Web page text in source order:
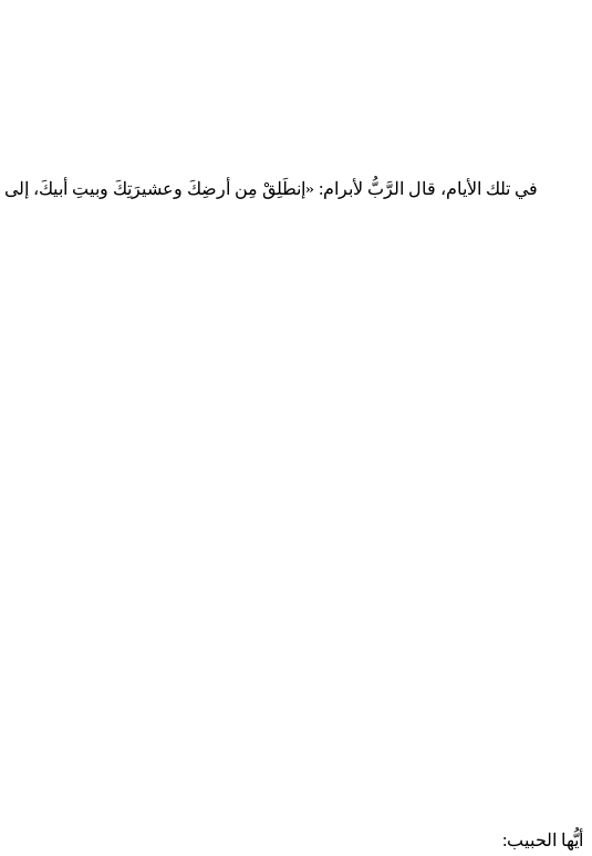
في تلك الأيام، قال الرَّبُّ لأبرام: «إنطَلِقْ مِن أرضِكَ وعشيرَتِكَ وبيتِ أبيكَ،
أيُّها الحبيب: